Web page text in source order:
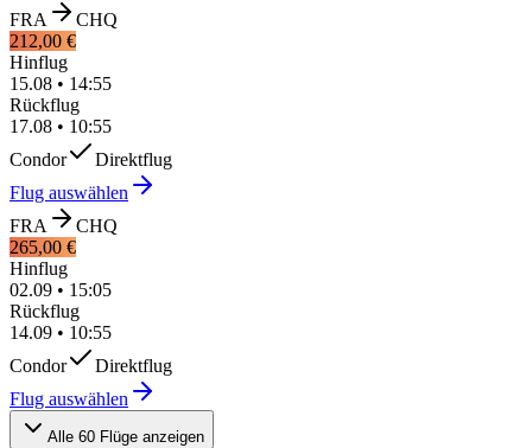
FRA
CHQ
212,00 €
Hinflug
15.08 • 14:55
Rückflug
17.08 • 10:55
Condor
Direktflug
Flug auswählen
FRA
CHQ
265,00 €
Hinflug
02.09 • 15:05
Rückflug
14.09 • 10:55
Condor
Direktflug
Flug auswählen
Alle 60 Flüge anzeigen